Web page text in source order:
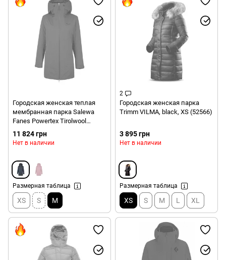
Городская женская теплая
мембранная парка Salewa
Fanes Powertex Tirolwool
Responsive Women's Parka,
Ombre Blue, 44/38 (272383866)
11 824 грн
Нет в наличии
Размерная таблица
XS S M
2
Городская женская парка
Trimm VILMA, black, XS (52566)
3 895 грн
Нет в наличии
Размерная таблица
XS S M L XL